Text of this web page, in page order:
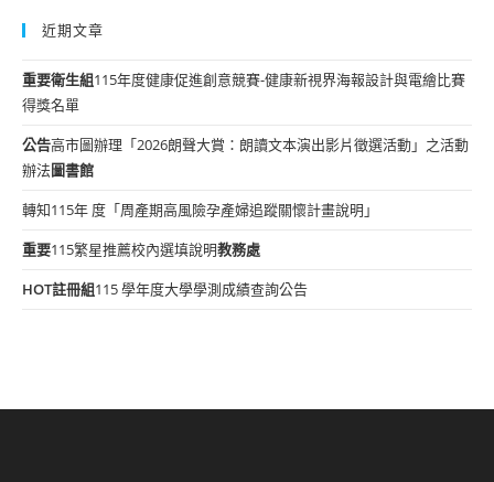
近期文章
重要衛生組115年度健康促進創意競賽-健康新視界海報設計與電繪比賽
得獎名單
公告高市圖辦理「2026朗聲大賞：朗讀文本演出影片徵選活動」之活動
辦法圖書館
轉知115年 度「周產期高風險孕產婦追蹤關懷計畫說明」
重要115繁星推薦校內選填說明教務處
HOT註冊組115 學年度大學學測成績查詢公告